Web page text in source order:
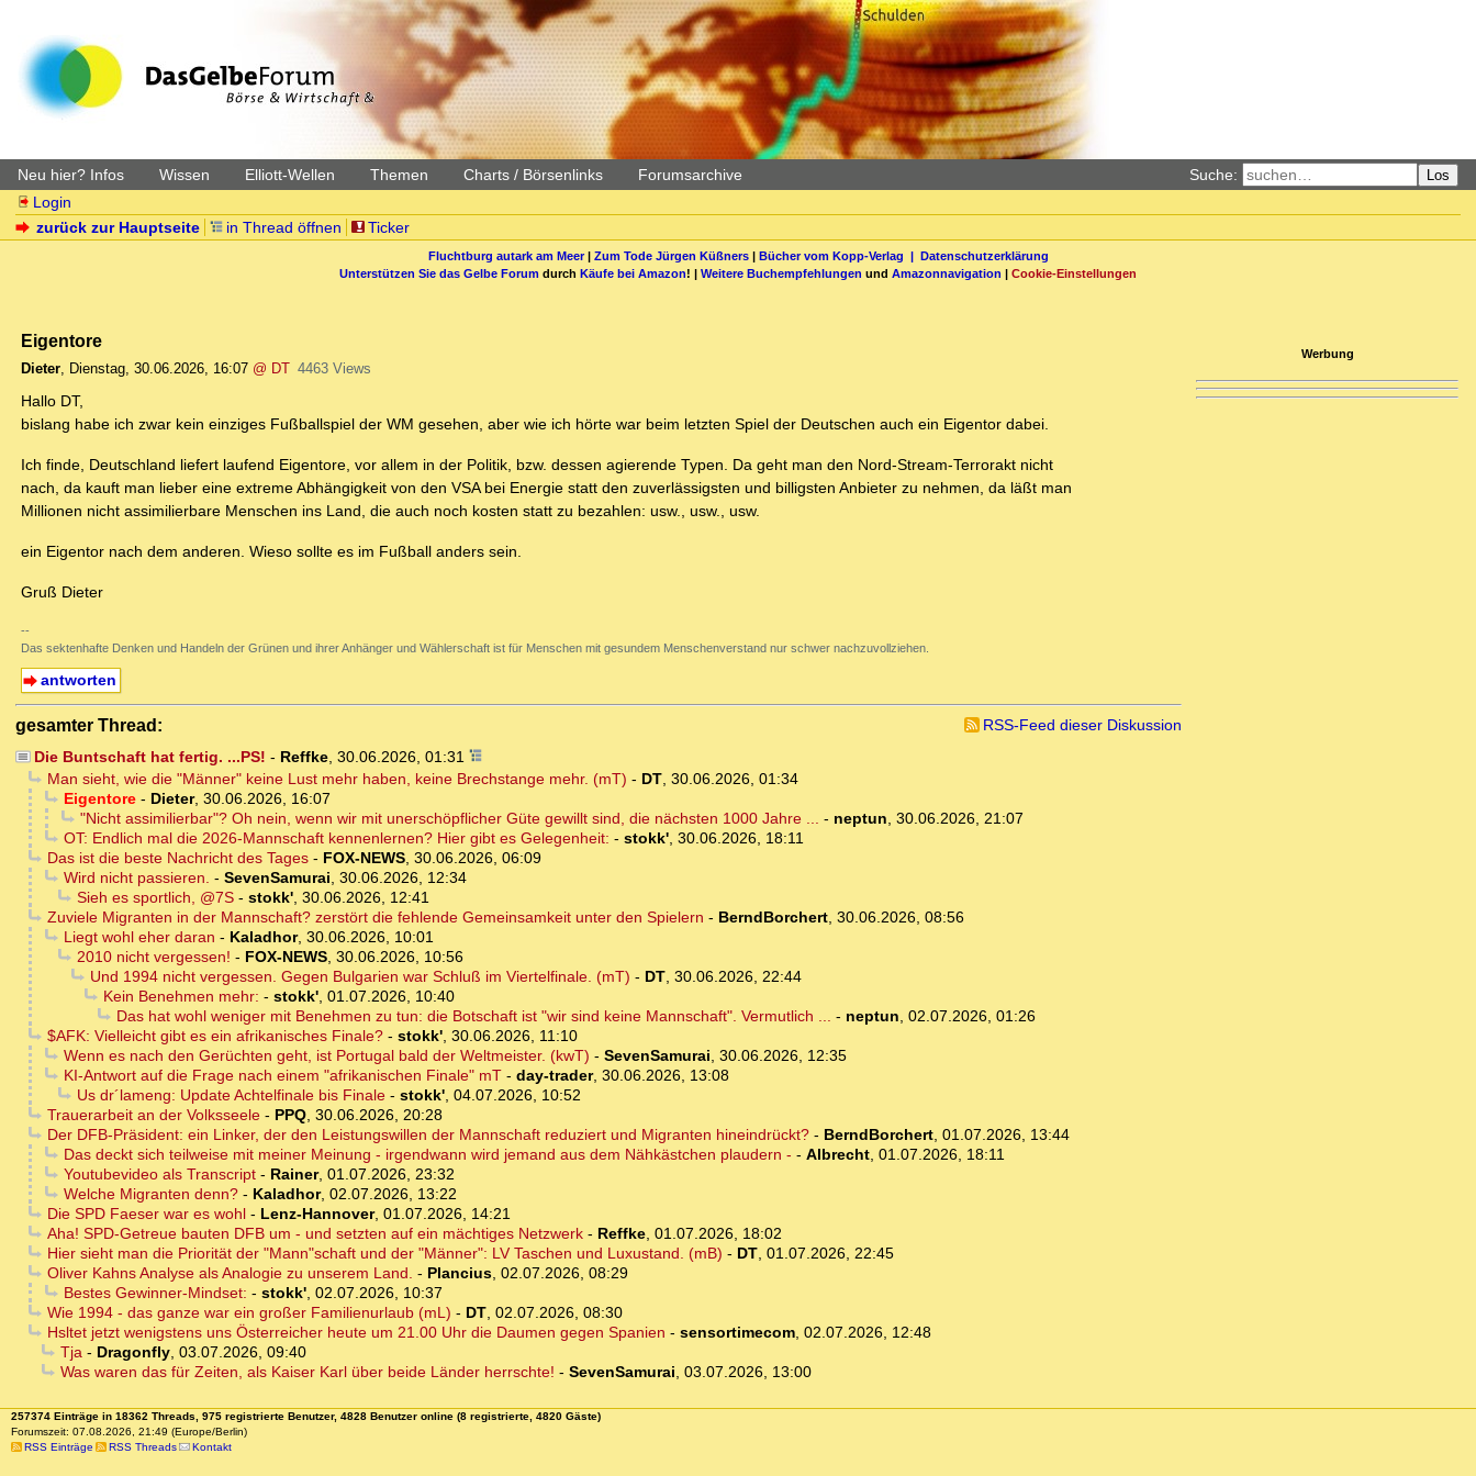
Neu hier? Infos Wissen Elliott-Wellen Themen Charts / Börsenlinks Forumsarchive Suche: Los
Login
zurück zur Hauptseite
in Thread öffnen Ticker
Fluchtburg autark am Meer| Zum Tode Jürgen Küßners| Bücher vom Kopp-Verlag | Datenschutzerklärung
Unterstützen Sie das Gelbe Forum durch Käufe bei Amazon! | Weitere Buchempfehlungen und Amazonnavigation | Cookie-Einstellungen
Eigentore
Dieter, Dienstag, 30.06.2026, 16:07 @ DT 4463 Views
Hallo DT,
bislang habe ich zwar kein einziges Fußballspiel der WM gesehen, aber wie ich hörte war beim letzten Spiel der Deutschen auch ein Eigentor dabei.
Ich finde, Deutschland liefert laufend Eigentore, vor allem in der Politik, bzw. dessen agierende Typen. Da geht man den Nord-Stream-Terrorakt nicht
nach, da kauft man lieber eine extreme Abhängigkeit von den VSA bei Energie statt den zuverlässigsten und billigsten Anbieter zu nehmen, da läßt man
Millionen nicht assimilierbare Menschen ins Land, die auch noch kosten statt zu bezahlen: usw., usw., usw.
ein Eigentor nach dem anderen. Wieso sollte es im Fußball anders sein.
Gruß Dieter
--
Das sektenhafte Denken und Handeln der Grünen und ihrer Anhänger und Wählerschaft ist für Menschen mit gesundem Menschenverstand nur schwer nachzuvollziehen.
antworten
gesamter Thread:
RSS-Feed dieser Diskussion
Die Buntschaft hat fertig. ...PS! - Reffke, 30.06.2026, 01:31
Man sieht, wie die "Männer" keine Lust mehr haben, keine Brechstange mehr. (mT) - DT, 30.06.2026, 01:34
Eigentore- Dieter, 30.06.2026, 16:07
"Nicht assimilierbar"? Oh nein, wenn wir mit unerschöpflicher Güte gewillt sind, die nächsten 1000 Jahre ... - neptun, 30.06.2026, 21:07
OT: Endlich mal die 2026-Mannschaft kennenlernen? Hier gibt es Gelegenheit: - stokk', 30.06.2026, 18:11
Das ist die beste Nachricht des Tages- FOX-NEWS, 30.06.2026, 06:09
Wird nicht passieren. - SevenSamurai, 30.06.2026, 12:34
Sieh es sportlich, @7S- stokk', 30.06.2026, 12:41
Zuviele Migranten in der Mannschaft? zerstört die fehlende Gemeinsamkeit unter den Spielern - BerndBorchert, 30.06.2026, 08:56
Liegt wohl eher daran - Kaladhor, 30.06.2026, 10:01
2010 nicht vergessen! - FOX-NEWS, 30.06.2026, 10:56
Und 1994 nicht vergessen. Gegen Bulgarien war Schluß im Viertelfinale. (mT) - DT, 30.06.2026, 22:44
Kein Benehmen mehr: - stokk', 01.07.2026, 10:40
Das hat wohl weniger mit Benehmen zu tun: die Botschaft ist "wir sind keine Mannschaft". Vermutlich ... - neptun, 02.07.2026, 01:26
$AFK: Vielleicht gibt es ein afrikanisches Finale?- stokk', 30.06.2026, 11:10
Wenn es nach den Gerüchten geht, ist Portugal bald der Weltmeister. (kwT) - SevenSamurai, 30.06.2026, 12:35
KI-Antwort auf die Frage nach einem "afrikanischen Finale" mT- day-trader, 30.06.2026, 13:08
Us dr´lameng: Update Achtelfinale bis Finale- stokk', 04.07.2026, 10:52
Trauerarbeit an der Volksseele- PPQ, 30.06.2026, 20:28
Der DFB-Präsident: ein Linker, der den Leistungswillen der Mannschaft reduziert und Migranten hineindrückt?- BerndBorchert, 01.07.2026, 13:44
Das deckt sich teilweise mit meiner Meinung - irgendwann wird jemand aus dem Nähkästchen plaudern - - Albrecht, 01.07.2026, 18:11
Youtubevideo als Transcript- Rainer, 01.07.2026, 23:32
Welche Migranten denn?- Kaladhor, 02.07.2026, 13:22
Die SPD Faeser war es wohl- Lenz-Hannover, 01.07.2026, 14:21
Aha! SPD-Getreue bauten DFB um - und setzten auf ein mächtiges Netzwerk- Reffke, 01.07.2026, 18:02
Hier sieht man die Priorität der "Mann"schaft und der "Männer": LV Taschen und Luxustand. (mB) - DT, 01.07.2026, 22:45
Oliver Kahns Analyse als Analogie zu unserem Land. - Plancius, 02.07.2026, 08:29
Bestes Gewinner-Mindset: - stokk', 02.07.2026, 10:37
Wie 1994 - das ganze war ein großer Familienurlaub (mL) - DT, 02.07.2026, 08:30
Hsltet jetzt wenigstens uns Österreicher heute um 21.00 Uhr die Daumen gegen Spanien - sensortimecom, 02.07.2026, 12:48
Tja- Dragonfly, 03.07.2026, 09:40
Was waren das für Zeiten, als Kaiser Karl über beide Länder herrschte! - SevenSamurai, 03.07.2026, 13:00
Werbung
257374 Einträge in 18362 Threads, 975 registrierte Benutzer, 4828 Benutzer online (8 registrierte, 4820 Gäste)
Forumszeit: 07.08.2026, 21:49 (Europe/Berlin)
RSS Einträge
RSS Threads Kontakt